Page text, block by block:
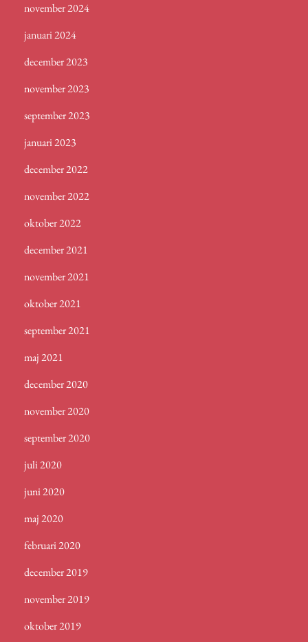
november 2024
januari 2024
december 2023
november 2023
september 2023
januari 2023
december 2022
november 2022
oktober 2022
december 2021
november 2021
oktober 2021
september 2021
maj 2021
december 2020
november 2020
september 2020
juli 2020
juni 2020
maj 2020
februari 2020
december 2019
november 2019
oktober 2019